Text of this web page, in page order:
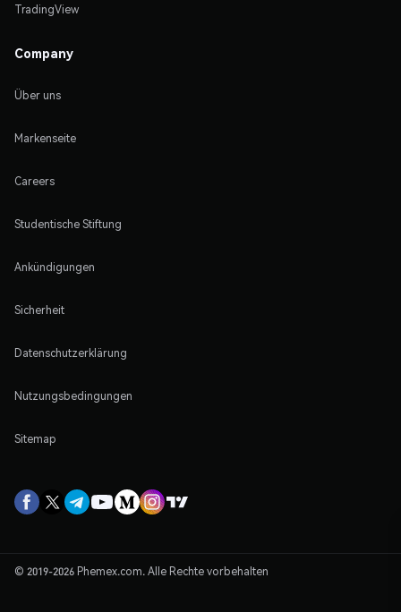
TradingView
Company
Über uns
Markenseite
Careers
Studentische Stiftung
Ankündigungen
Sicherheit
Datenschutzerklärung
Nutzungsbedingungen
Sitemap
© 2019-2026 Phemex.com. Alle Rechte vorbehalten